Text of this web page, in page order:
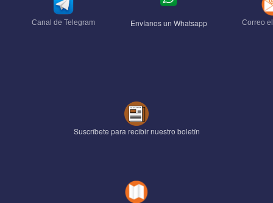
Canal de Telegram Envíanos un Whatsapp Correo
Suscríbete para recibir nuestro boletín